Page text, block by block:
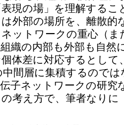
現の場」を理解するこ
外部の場所を、離散的
ットワークの重心（
組織の内部も外部も自
体差に対応するとして
間層に集積するので
子ネットワークの研究
考え方で、筆者なりに